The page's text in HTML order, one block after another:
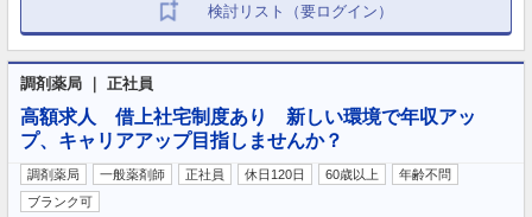
検討リスト（要ログイン）
調剤薬局 ｜ 正社員
高額求人 借上社宅制度あり 新しい環境で年収アッ
プ、キャリアアップ目指しませんか？
調剤薬局 一般薬剤師 正社員 休日120日 60歳以上
年齢不問
ブランク可